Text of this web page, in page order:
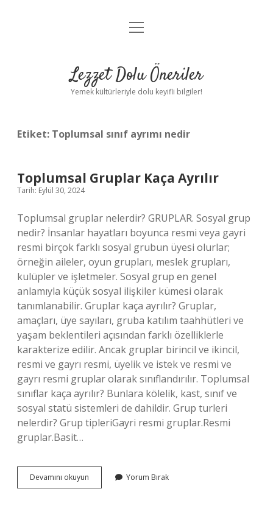
Anasayfa
Yasal Uyarı
menüyü
Lezzet Dolu Öneriler
Yemek kültürleriyle dolu keyifli bilgiler!
Etiket: Toplumsal sınıf ayrımı nedir
Toplumsal Gruplar Kaça Ayrılır
Tarih: Eylül 30, 2024
Toplumsal gruplar nelerdir? GRUPLAR. Sosyal grup
nedir? İnsanlar hayatları boyunca resmi veya gayri
resmi birçok farklı sosyal grubun üyesi olurlar;
örneğin aileler, oyun grupları, meslek grupları,
kulüpler ve işletmeler. Sosyal grup en genel
anlamıyla küçük sosyal ilişkiler kümesi olarak
tanımlanabilir. Gruplar kaça ayrılır? Gruplar,
amaçları, üye sayıları, gruba katılım taahhütleri ve
yaşam beklentileri açısından farklı özelliklerle
karakterize edilir. Ancak gruplar birincil ve ikincil,
resmi ve gayrı resmi, üyelik ve istek ve resmi ve
gayrı resmi gruplar olarak sınıflandırılır. Toplumsal
sınıflar kaça ayrılır? Bunlara kölelik, kast, sınıf ve
sosyal statü sistemleri de dahildir. Grup turleri
nelerdir? Grup tipleriGayri resmi gruplar.Resmi
gruplar.Basit…
Devamını okuyun Toplumsal
Gruplar
Yorum Bırak